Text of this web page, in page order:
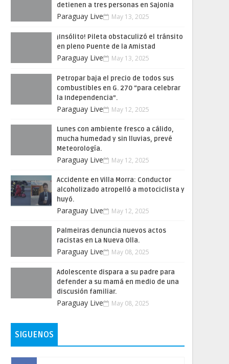
detienen a tres personas en Sajonia
Paraguay Live May 13, 2025
¡Insólito! Pileta obstaculizó el tránsito
en pleno Puente de la Amistad
Paraguay Live May 13, 2025
Petropar baja el precio de todos sus
combustibles en G. 270 “para celebrar
la Independencia”.
Paraguay Live May 12, 2025
Lunes con ambiente fresco a cálido,
mucha humedad y sin lluvias, prevé
Meteorología.
Paraguay Live May 12, 2025
Accidente en Villa Morra: Conductor
alcoholizado atropelló a motociclista y
huyó.
Paraguay Live May 12, 2025
Palmeiras denuncia nuevos actos
racistas en La Nueva Olla.
Paraguay Live May 08, 2025
Adolescente dispara a su padre para
defender a su mamá en medio de una
discusión familiar.
Paraguay Live May 08, 2025
SIGUENOS